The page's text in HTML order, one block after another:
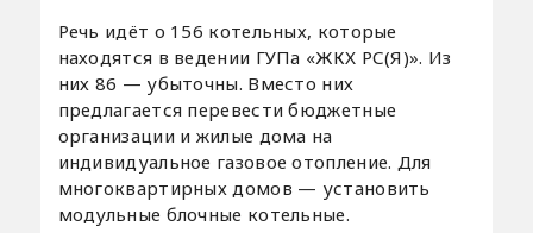
Речь идёт о 156 котельных, которые
находятся в ведении ГУПа «ЖКХ РС(Я)». Из
них 86 — убыточны. Вместо них
предлагается перевести бюджетные
организации и жилые дома на
индивидуальное газовое отопление. Для
многоквартирных домов — установить
модульные блочные котельные.